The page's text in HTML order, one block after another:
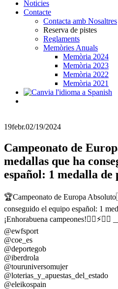
Noticies
Contacte
Contacta amb Nosaltres
Reserva de pistes
Reglaments
Memòries Anuals
Memòria 2024
Memòria 2023
Memòria 2022
Memòria 2021
19febr.02/19/2024
Campeonato de
medallas que ha
español: 1 medalla de
🏆Campeonato de Europa
conseguido el equipo español: 1
¡Enhorabuena campeones!🏋️‍♂️⚡️🏋️‍♀️ __
@ewfsport
@coe_es
@deportegob
@iberdrola
@touruniversomujer
@loterias_y_apuestas_del_estado
@eleikospain